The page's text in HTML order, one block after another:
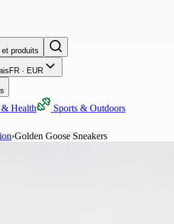
et produits
FR · EUR
Health
Sports & Outdoors
›Golden Goose Sneakers